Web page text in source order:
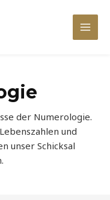
Main
der Numerologie.
und
unser Schicksal